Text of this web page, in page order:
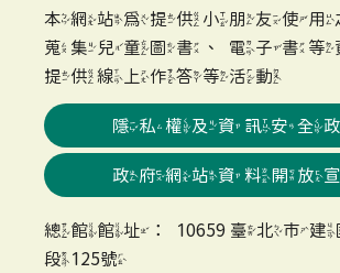
本網站為提供小朋友使用
蒐集兒童圖書、電子書等
提供線上作答等活動
隱私權及資訊安全
政府網站資料開放
總館館址：10659 臺北市
段125號